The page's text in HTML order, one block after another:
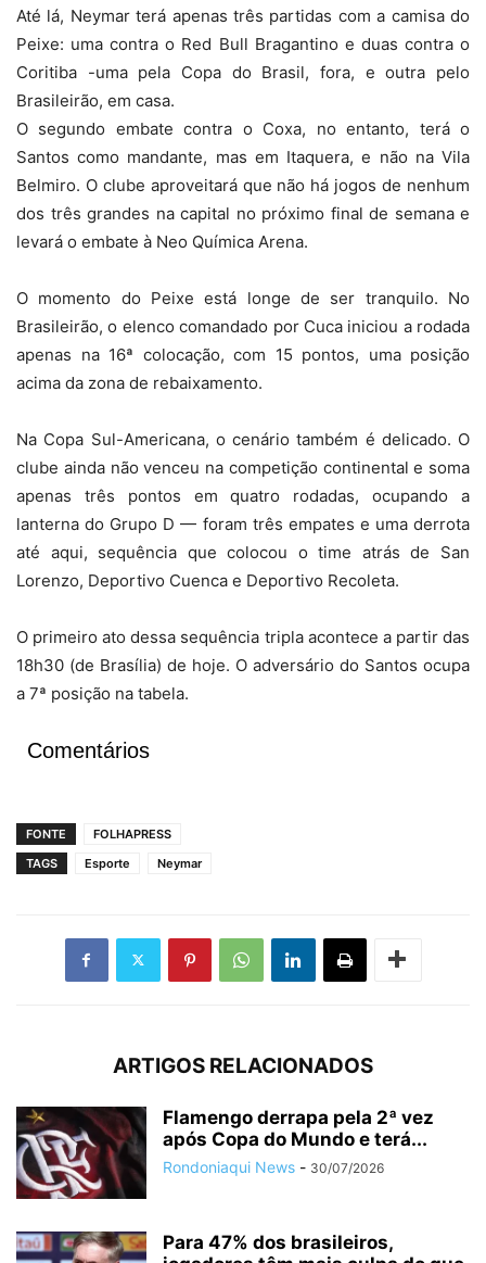
Até lá, Neymar terá apenas três partidas com a camisa do
Peixe: uma contra o Red Bull Bragantino e duas contra o
Coritiba -uma pela Copa do Brasil, fora, e outra pelo
Brasileirão, em casa.
O segundo embate contra o Coxa, no entanto, terá o
Santos como mandante, mas em Itaquera, e não na Vila
Belmiro. O clube aproveitará que não há jogos de nenhum
dos três grandes na capital no próximo final de semana e
levará o embate à Neo Química Arena.
O momento do Peixe está longe de ser tranquilo. No
Brasileirão, o elenco comandado por Cuca iniciou a rodada
apenas na 16ª colocação, com 15 pontos, uma posição
acima da zona de rebaixamento.
Na Copa Sul-Americana, o cenário também é delicado. O
clube ainda não venceu na competição continental e soma
apenas três pontos em quatro rodadas, ocupando a
lanterna do Grupo D — foram três empates e uma derrota
até aqui, sequência que colocou o time atrás de San
Lorenzo, Deportivo Cuenca e Deportivo Recoleta.
O primeiro ato dessa sequência tripla acontece a partir das
18h30 (de Brasília) de hoje. O adversário do Santos ocupa
a 7ª posição na tabela.
Comentários
FONTE
FOLHAPRESS
TAGS
Esporte Neymar
ARTIGOS RELACIONADOS
Flamengo derrapa pela 2ª vez
após Copa do Mundo e terá...
Rondoniaqui News - 30/07/2026
Para 47% dos brasileiros,